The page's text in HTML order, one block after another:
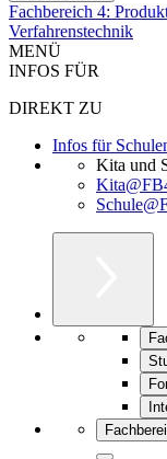
Fachbereich 4:
Verfahrenstechnik
MENÜ
INFOS FÜR
DIREKT ZU
Infos für
Kita und